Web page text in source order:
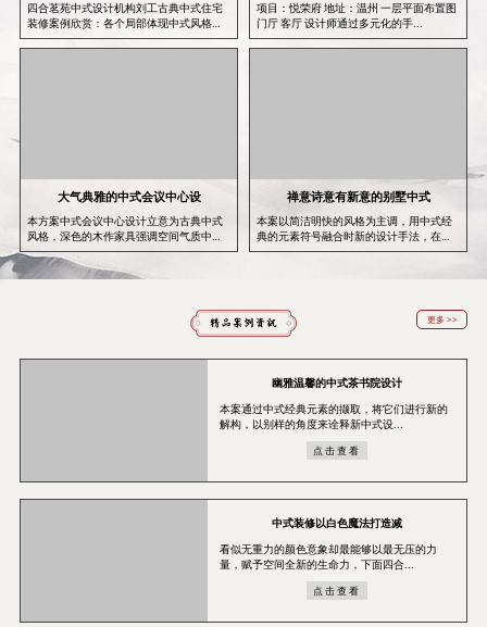
四合茗苑中式设计机构刘工古典中式住宅
装修案例欣赏：各个局部体现中式风格
设...
项目：悦荣府 地址：温州 一层平面布置图
门厅 客厅 设计师通过多元化的手...
大气典雅的中式会议中心设
本方案中式会议中心设计立意为古典中式
风格，深色的木作家具强调空间气质中
的...
禅意诗意有新意的别墅中式
本案以简洁明快的风格为主调，用中式经
典的元素符号融合时新的设计手法，在严
肃...
更多 >>
幽雅温馨的中式茶书院设计
本案通过中式经典元素的撷取，将它们进行新的
解构，以别样的角度来诠释新中式设...
点击查看
中式装修以白色魔法打造减
看似无重力的颜色意象却最能够以最无压的力
量，赋予空间全新的生命力，下面四合...
点击查看